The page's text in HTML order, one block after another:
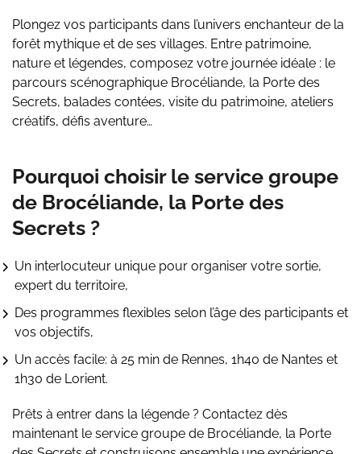
Plongez vos participants dans l’univers enchanteur de la
forêt mythique et de ses villages. Entre patrimoine,
nature et légendes, composez votre journée idéale : le
parcours scénographique Brocéliande, la Porte des
Secrets, balades contées, visite du patrimoine, ateliers
créatifs, défis aventure…
Pourquoi choisir le service groupe
de Brocéliande, la Porte des
Secrets ?
Un interlocuteur unique pour organiser votre sortie,
expert du territoire,
Des programmes flexibles selon l’âge des participants et
vos objectifs,
Un accès facile: à 25 min de Rennes, 1h40 de Nantes et
1h30 de Lorient.
Prêts à entrer dans la légende ? Contactez dès
maintenant le service groupe de Brocéliande, la Porte